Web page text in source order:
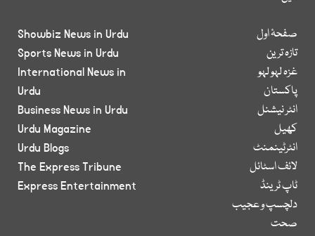
صفحۂ اول
تازہ ترین
غزہ لہو لہو
پاکستان
انٹر نیشنل
کھیل
انٹرٹینمنٹ
لائف اسٹائل
ٹاپ ٹرینڈ
دلچسپ و عجیب
صحت
Showbiz News in Urdu
Sports News in Urdu
International News in
Urdu
Business News in Urdu
Urdu Magazine
Urdu Blogs
The Express Tribune
Express Entertainment